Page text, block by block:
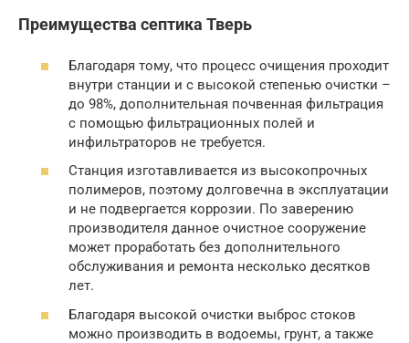
Преимущества септика Тверь
Благодаря тому, что процесс очищения проходит
внутри станции и с высокой степенью очистки –
до 98%, дополнительная почвенная фильтрация
с помощью фильтрационных полей и
инфильтраторов не требуется.
Станция изготавливается из высокопрочных
полимеров, поэтому долговечна в эксплуатации
и не подвергается коррозии. По заверению
производителя данное очистное сооружение
может проработать без дополнительного
обслуживания и ремонта несколько десятков
лет.
Благодаря высокой очистки выброс стоков
можно производить в водоемы, грунт, а также